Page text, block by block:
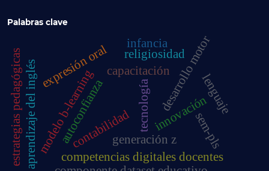
Palabras clave
modelo b-learning
competencias digitales docentes
tecnología
capacitación
innovación
aprendizaje del inglésexpresión oral
autoconfianza
estrategias pedagógicas desarrollo motor
contabilidad
religiosidad
generación z sem-pls
infancia
lenguaje